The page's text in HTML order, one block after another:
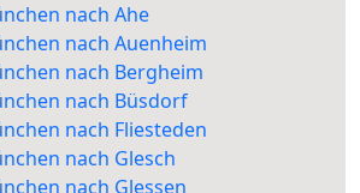
nach Ahe
nach Auenheim
nach Bergheim
nach Büsdorf
nach Fliesteden
nach Glesch
nach Glessen